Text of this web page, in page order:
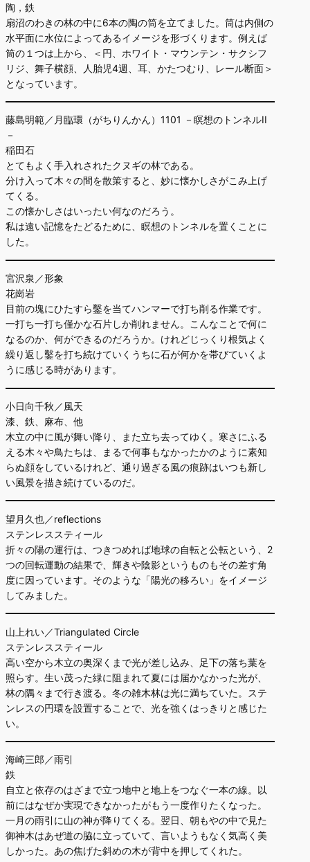
陶，鉄
扇沼のわきの林の中に6本の陶の筒を立てました。筒は内側の
水平面に水位によってあるイメージを形づくります。例えば
筒の１つは上から、＜円、ホワイト・マウンテン・サクシフ
リジ、舞子横顔、人胎児4週、耳、かたつむり、レール断面＞
となっています。
藤島明範／月臨環（がちりんかん）1101 －瞑想のトンネルII
－
稲田石
とてもよく手入れされたクヌギの林である。
分け入って木々の間を散策すると、妙に懐かしさがこみ上げ
てくる。
この懐かしさはいったい何なのだろう。
私は遠い記憶をたどるために、瞑想のトンネルを置くことに
した。
宮沢泉／形象
花崗岩
目前の塊にひたすら鑿を当てハンマーで打ち削る作業です。
一打ち一打ち僅かな石片しか削れません。こんなことで何に
なるのか、何ができるのだろうか。けれどじっくり根気よく
繰り返し鑿を打ち続けていくうちに石が何かを帯びていくよ
うに感じる時があります。
小日向千秋／風天
漆、鉄、麻布、他
木立の中に風が舞い降り、また立ち去ってゆく。寒さにふる
える木々や鳥たちは、まるで何事もなかったかのように素知
らぬ顔をしているけれど、通り過ぎる風の痕跡はいつも新し
い風景を描き続けているのだ。
望月久也／reflections
ステンレススティール
折々の陽の運行は、つきつめれば地球の自転と公転という、2
つの回転運動の結果で、輝きや陰影というものもその差す角
度に因っています。そのような「陽光の移ろい」をイメージ
してみました。
山上れい／Triangulated Circle
ステンレススティール
高い空から木立の奥深くまで光が差し込み、足下の落ち葉を
照らす。生い茂った緑に阻まれて夏には届かなかった光が、
林の隅々まで行き渡る。冬の雑木林は光に満ちていた。ステ
ンレスの円環を設置することで、光を強くはっきりと感じた
い。
海崎三郎／雨引
鉄
自立と依存のはざまで立つ地中と地上をつなぐ一本の線。以
前にはなぜか実現できなかったがもう一度作りたくなった。
一月の雨引に山の神が降りてくる。翌日、朝もやの中で見た
御神木はあぜ道の脇に立っていて、言いようもなく気高く美
しかった。あの焦げた斜めの木が背中を押してくれた。